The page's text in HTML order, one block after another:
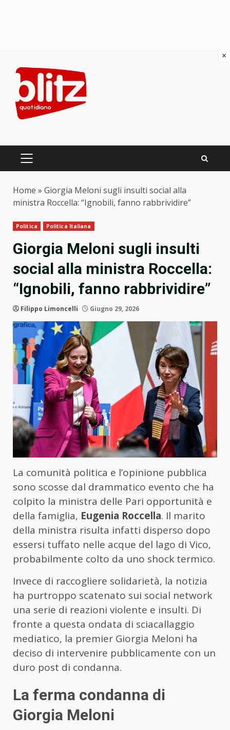
content
PRIMARY
Home » Giorgia Meloni sugli insulti social alla
ministra Roccella: “Ignobili, fanno rabbrividire”
Politica Politica Italiana
Giorgia Meloni sugli insulti
social alla ministra Roccella:
“Ignobili, fanno rabbrividire”
Filippo Limoncelli Giugno 29, 2026
La comunità politica e l’opinione pubblica
sono scosse dal drammatico evento che ha
colpito la ministra delle Pari opportunità e
della famiglia, Eugenia Roccella. Il marito
della ministra risulta infatti disperso dopo
essersi tuffato nelle acque del lago di Vico,
probabilmente colto da uno shock termico.
Invece di raccogliere solidarietà, la notizia
ha purtroppo scatenato sui social network
una serie di reazioni violente e insulti. Di
fronte a questa ondata di sciacallaggio
mediatico, la premier Giorgia Meloni ha
deciso di intervenire pubblicamente con un
duro post di condanna.
La ferma condanna di
Giorgia Meloni
×